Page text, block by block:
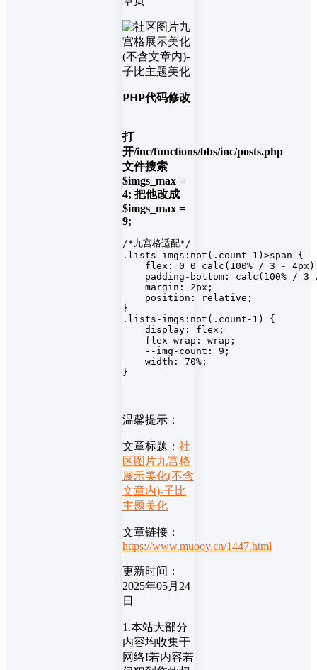
PHP代码修改
打
开/inc/functions/bbs/inc/posts.php
文件搜索
$imgs_max =
4; 把他改成
$imgs_max =
9;
/*九宫格适配*/
.lists-imgs:not(.count-1)>span {
flex: 0 0 calc(100% / 3 -
padding-bottom: calc(100% / 3
    margin: 2px;
    position: relative;
}
.lists-imgs:not(.count-1) {
    display: flex;
    flex-wrap: wrap;
    --img-count: 9;
    width: 70%;
}
温馨提示：
文章标题： 社
区图片九宫格
展示美化(不含
文章内)-子比
主题美化
文章链接：
https://www.muooy.cn/1447.html
更新时间：
2025年05月24
日
1.本站大部分
内容均收集于
网络!若内容若